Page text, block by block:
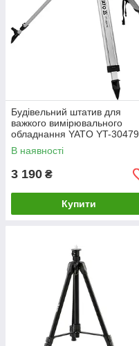
Будівельний штатив для
важкого вимірювального
обладнання YATO YT-30479
В наявності
3 190 ₴
Купити